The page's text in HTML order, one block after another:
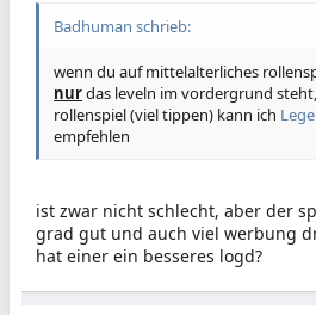
Badhuman schrieb:
wenn du auf mittelalterliches
nurdas leveln im vordergrund
rollenspiel (viel tippen) kann ich
empfehlen
ist zwar nicht schlecht, aber der
grad gut und auch viel werbung
hat einer ein besseres logd?